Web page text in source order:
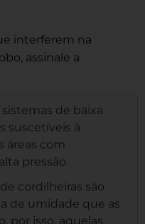
interferem na
assinale a
de baixa
suscetíveis à
áreas com
pressão.
cordilheiras são
de umidade que as
por isso, aquelas